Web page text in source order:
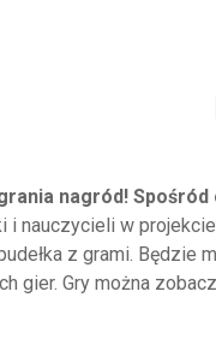
nagród! Spośród
nauczycieli w
z grami. Będzie
gier. Gry można